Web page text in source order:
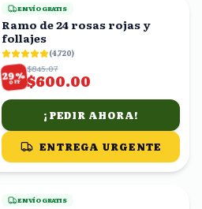
ENVÍO GRATIS
Ramo de 24 rosas rojas y
follajes
(4,720)
29%
OFF
$845.07
$600.00
¡PEDIR AHORA!
ENTREGA URGENTE
ENVÍO GRATIS